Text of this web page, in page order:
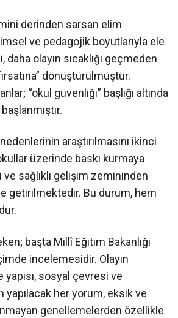
derinden sarsan elim
ve pedagojik boyutlarıyla ele
olayın sıcaklığı geçmeden
dönüştürülmüştür.
“okul güvenliği” başlığı altında
araştırılmasını ikinci
üzerinde baskı kurmaya
sağlıklı gelişim zemininden
getirilmektedir. Bu durum, hem
başta Millî Eğitim Bakanlığı
incelemesidir. Olayın
sosyal çevresi ve
her yorum, eksik ve
genellemelerden özellikle